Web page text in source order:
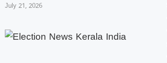
July 21, 2026